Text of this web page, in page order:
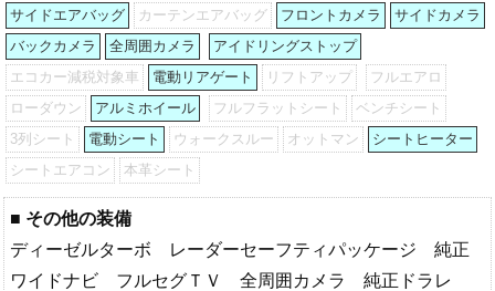
サイドエアバッグ
カーテンエアバッグ フロントカメラ
サイドカメラ
バックカメラ
全周囲カメラ
アイドリングストップ
エコカー減税対象車
電動リアゲート リフトアップ
フルエアロ
ローダウン
アルミホイール フルフラットシート
ベンチシート
3列シート
電動シート ウォークスルー オットマン
シートヒーター
シートエアコン
本革シート
■ その他の装備
ディーゼルターボ レーダーセーフティパッケージ 純正
ワイドナビ フルセグＴＶ 全周囲カメラ 純正ドラレ